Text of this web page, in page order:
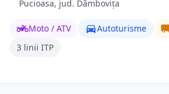
Pucioasa, jud. Dâmbovița
Moto / ATV Autoturisme
3 linii ITP